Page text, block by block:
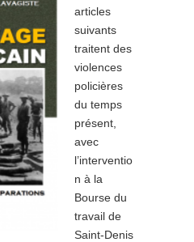
articles
suivants
traitent des
violences
policières
du temps
présent,
avec
l’interventio
n à la
Bourse du
travail de
Saint-Denis